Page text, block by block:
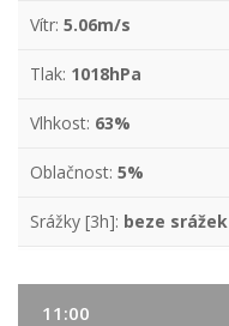
Vítr: 5.06m/s
Tlak: 1018hPa
Vlhkost: 63%
Oblačnost: 5%
Srážky [3h]: beze srážek
11:00